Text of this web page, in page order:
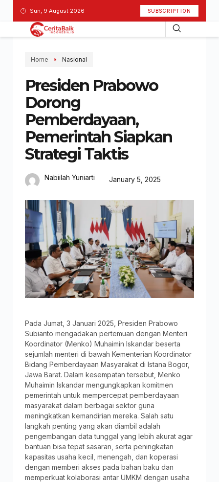
Sun, 9 August 2026 SUBSCRIPTION
Home Nasional
Presiden Prabowo
Dorong
Pemberdayaan,
Pemerintah Siapkan
Strategi Taktis
Nabiilah Yuniarti January 5, 2025
Pada Jumat, 3 Januari 2025, Presiden Prabowo
Subianto mengadakan pertemuan dengan Menteri
Koordinator (Menko) Muhaimin Iskandar beserta
sejumlah menteri di bawah Kementerian Koordinator
Bidang Pemberdayaan Masyarakat di Istana Bogor,
Jawa Barat. Dalam kesempatan tersebut, Menko
Muhaimin Iskandar mengungkapkan komitmen
pemerintah untuk mempercepat pemberdayaan
masyarakat dalam berbagai sektor guna
meningkatkan kemandirian mereka. Salah satu
langkah penting yang akan diambil adalah
pengembangan data tunggal yang lebih akurat agar
bantuan bisa tepat sasaran, serta peningkatan
kapasitas usaha kecil, menengah, dan koperasi
dengan memberi akses pada bahan baku dan
memperkuat kolaborasi antar UMKM dengan usaha